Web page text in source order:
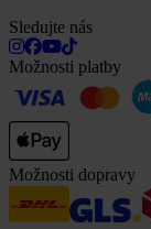
Sledujte nás
Možnosti platby
Možnosti dopravy